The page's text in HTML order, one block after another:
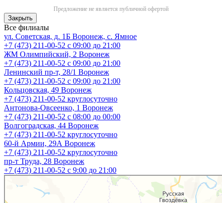
Предложение не является публичной офертой
Закрыть
Все филиалы
ул. Советская, д. 1Б Воронеж, с. Ямное
+7 (473) 211-00-52 с 09:00 до 21:00
ЖМ Олимпийский, 2 Воронеж
+7 (473) 211-00-52 с 09:00 до 21:00
Ленинский пр-т, 28/1 Воронеж
+7 (473) 211-00-52 с 09:00 до 21:00
Кольцовская, 49 Воронеж
+7 (473) 211-00-52 круглосуточно
Антонова-Овсеенко, 1 Воронеж
+7 (473) 211-00-52 с 08:00 до 00:00
Волгоградская, 44 Воронеж
+7 (473) 211-00-52 круглосуточно
60-й Армии, 29А Воронеж
+7 (473) 211-00-52 круглосуточно
пр-т Труда, 28 Воронеж
+7 (473) 211-00-52 c 9:00 до 21:00